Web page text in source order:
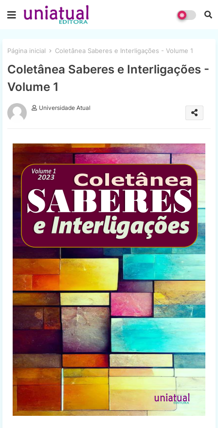
Página inicial Coletânea Saberes e Interligações - Volume 1
Coletânea Saberes e Interligações -
Volume 1
Universidade Atual